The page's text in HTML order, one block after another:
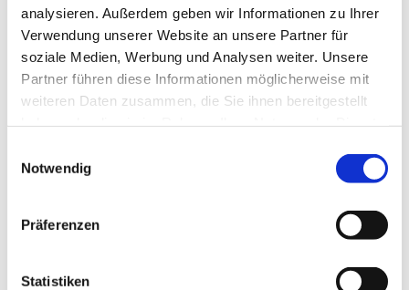
analysieren. Außerdem geben wir Informationen zu Ihrer
Verwendung unserer Website an unsere Partner für
soziale Medien, Werbung und Analysen weiter. Unsere
Partner führen diese Informationen möglicherweise mit
weiteren Daten zusammen, die Sie ihnen bereitgestellt
Notwendig
Präferenzen
Statistiken
Dies könnte Sie auch
interessieren